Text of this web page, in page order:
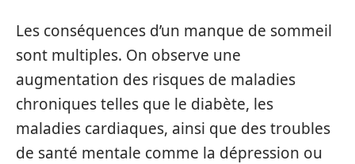
Les conséquences d’un manque de sommeil
sont multiples. On observe une
augmentation des risques de maladies
chroniques telles que le diabète, les
maladies cardiaques, ainsi que des troubles
de santé mentale comme la dépression ou